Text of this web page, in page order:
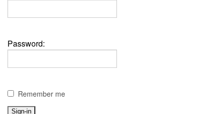
Password:
Remember me